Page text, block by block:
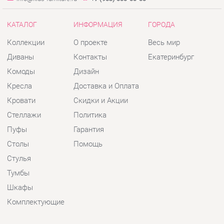
Кресла
Кровати
Стеллажи
Пуфы
Доставка и Оплата
Скидки и Акции
Политика
Гарантия
КОНТАКТЫ
Шоурум и склад самовывоза
Адрес: г. Екатеринбург, пер.
Базовый, 47
Телефон: +7 (903) 000-00-00